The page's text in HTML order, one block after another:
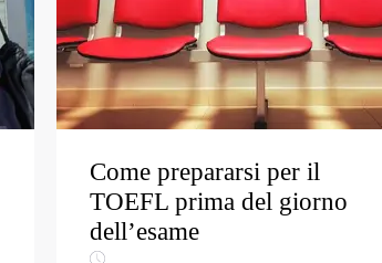
Come prepararsi per il
TOEFL prima del giorno
dell’esame